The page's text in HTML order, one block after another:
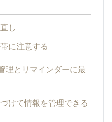
し
に注意する
理とリマインダーに最
けて情報を管理できる